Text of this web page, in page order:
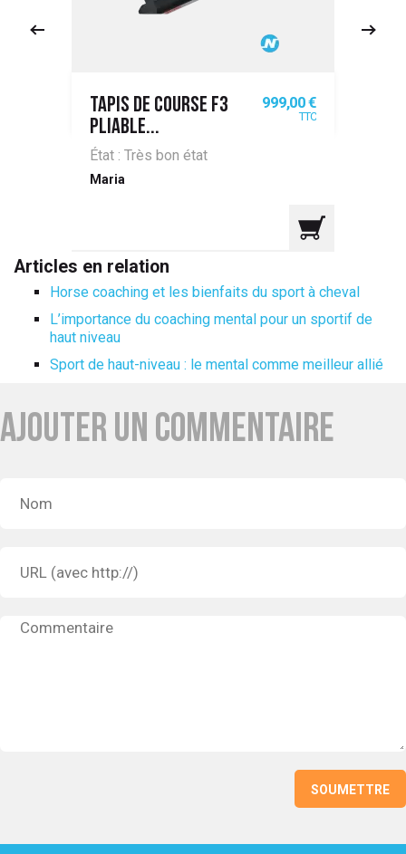
TAPIS DE COURSE F3
PLIABLE...
Prix
999,00 €
TTC
État : Très bon état
Maria
Articles en relation
Horse coaching et les bienfaits du sport à cheval
L’importance du coaching mental pour un sportif de
haut niveau
Sport de haut-niveau : le mental comme meilleur allié
AJOUTER UN COMMENTAIRE